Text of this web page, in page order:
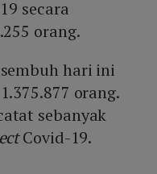
secara
orang.
hari ini
orang.
sebanyak
Covid-19.